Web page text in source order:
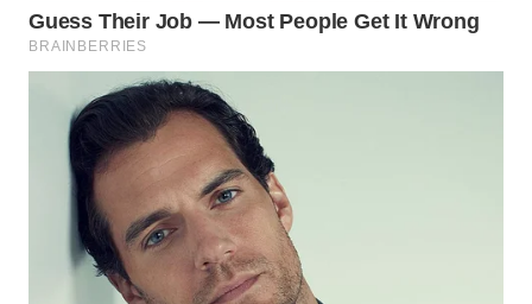
WN
NIAS
WN
LANGKAT
WN
TAPANULI
SELATAN